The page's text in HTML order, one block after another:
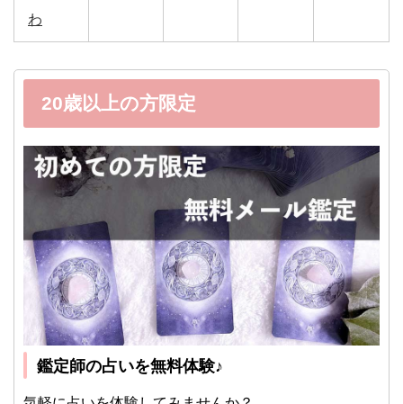
わ
20歳以上の方限定
鑑定師の占いを無料体験♪